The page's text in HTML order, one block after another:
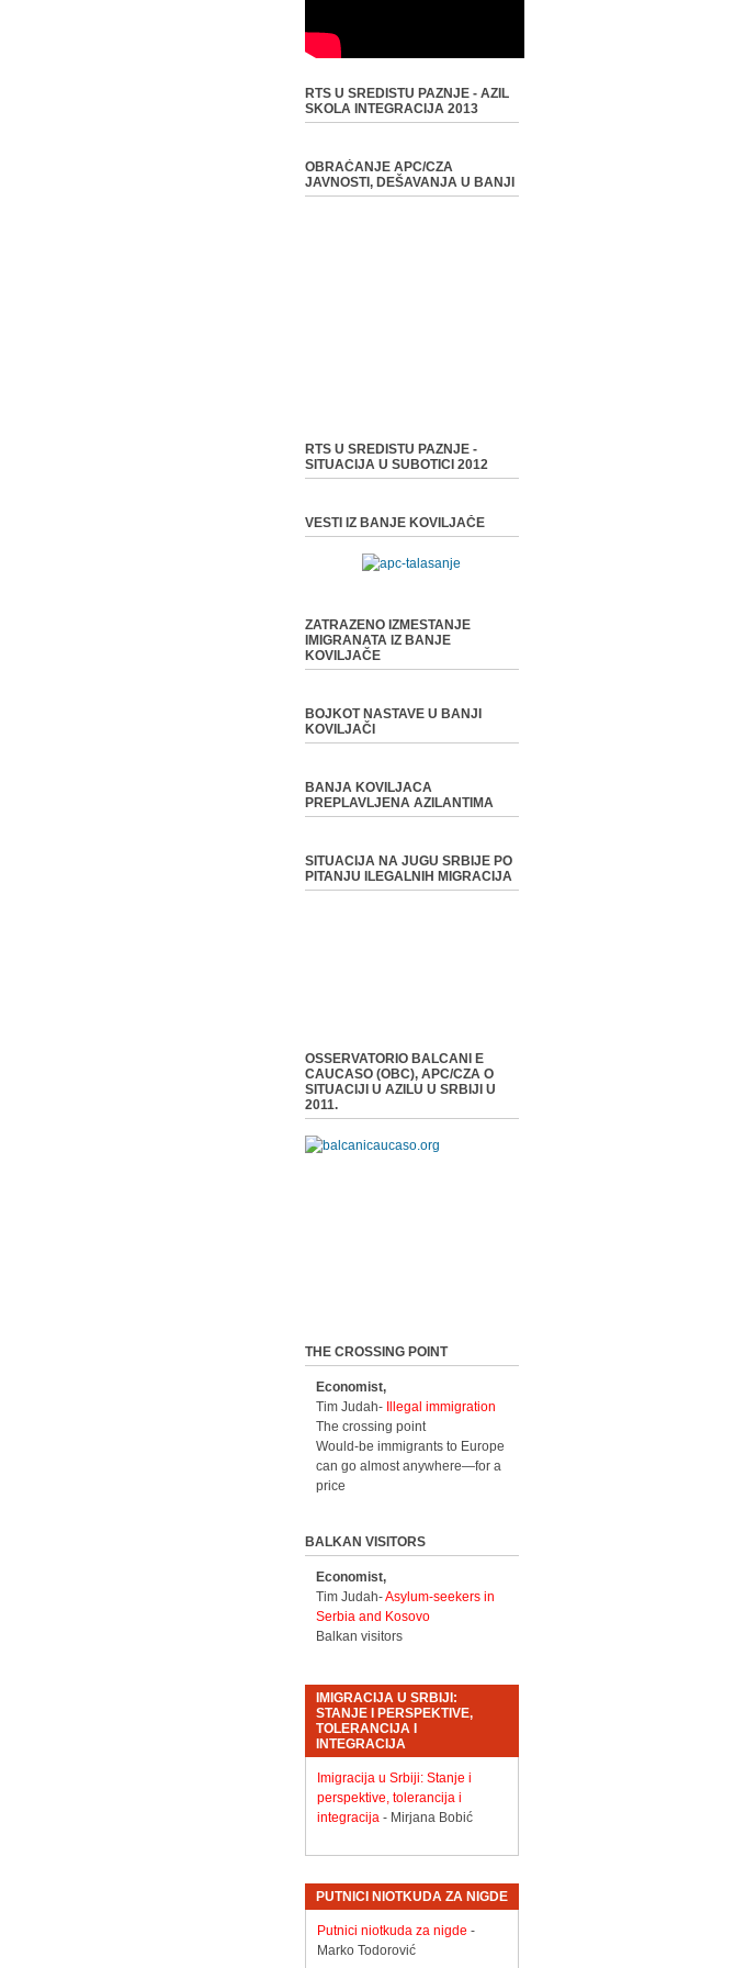
RTS U SREDISTU PAZNJE - AZIL
SKOLA INTEGRACIJA 2013
OBRAĆANJE APC/CZA
JAVNOSTI, DEŠAVANJA U BANJI
RTS U SREDISTU PAZNJE -
SITUACIJA U SUBOTICI 2012
VESTI IZ BANJE KOVILJAČE
ZATRAZENO IZMESTANJE
IMIGRANATA IZ BANJE
KOVILJAČE
BOJKOT NASTAVE U BANJI
KOVILJAČI
BANJA KOVILJACA
PREPLAVLJENA AZILANTIMA
SITUACIJA NA JUGU SRBIJE PO
PITANJU ILEGALNIH MIGRACIJA
OSSERVATORIO BALCANI E
CAUCASO (OBC), APC/CZA O
SITUACIJI U AZILU U SRBIJI U
2011.
THE CROSSING POINT
Economist,
Tim Judah-
Illegal immigration
The crossing point
Would-be immigrants to Europe
can go almost anywhere—for a
price
BALKAN VISITORS
Economist,
Tim Judah-Asylum-seekers in
Serbia and Kosovo
Balkan visitors
IMIGRACIJA U SRBIJI:
STANJE I PERSPEKTIVE,
TOLERANCIJA I
INTEGRACIJA
Imigracija u Srbiji: Stanje i
perspektive, tolerancija i
integracija- Mirjana Bobić
PUTNICI NIOTKUDA ZA NIGDE
Putnici niotkuda za nigde -
Marko Todorović